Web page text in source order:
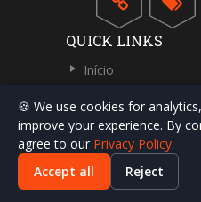
QUICK LINKS
Início
Escreva para Nós
Sobre Nós
🍪 We use cookies for
improve your experience. By
agree to our Privacy Policy.
Accept all
Reject